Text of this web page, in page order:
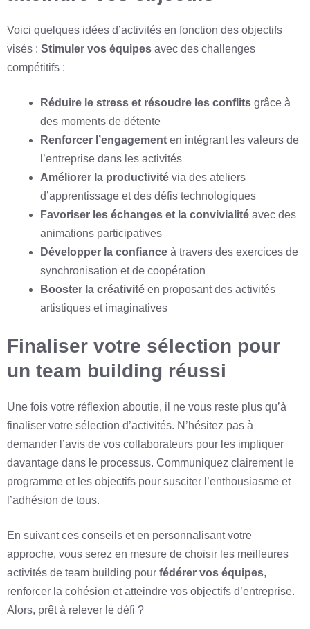
Voici quelques idées d’activités en fonction des objectifs
visés : Stimuler vos équipes avec des challenges
compétitifs :
Réduire le stress et résoudre les conflits grâce à
des moments de détente
Renforcer l’engagement en intégrant les valeurs de
l’entreprise dans les activités
Améliorer la productivité via des ateliers
d’apprentissage et des défis technologiques
Favoriser les échanges et la convivialité avec des
animations participatives
Développer la confiance à travers des exercices de
synchronisation et de coopération
Booster la créativité en proposant des activités
artistiques et imaginatives
Finaliser votre sélection pour
un team building réussi
Une fois votre réflexion aboutie, il ne vous reste plus qu’à
finaliser votre sélection d’activités. N’hésitez pas à
demander l’avis de vos collaborateurs pour les impliquer
davantage dans le processus. Communiquez clairement le
programme et les objectifs pour susciter l’enthousiasme et
l’adhésion de tous.
En suivant ces conseils et en personnalisant votre
approche, vous serez en mesure de choisir les meilleures
activités de team building pour fédérer vos équipes,
renforcer la cohésion et atteindre vos objectifs d’entreprise.
Alors, prêt à relever le défi ?